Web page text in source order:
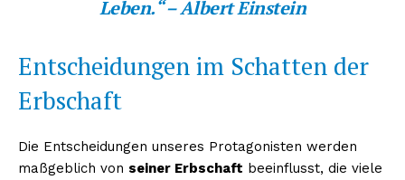
Leben.“ – Albert Einstein
Entscheidungen im Schatten der
Erbschaft
Die Entscheidungen unseres Protagonisten werden
maßgeblich von seiner Erbschaft beeinflusst, die viele